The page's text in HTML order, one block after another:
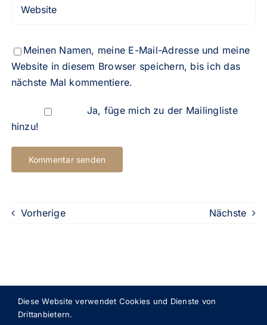
Meinen Namen, meine E-Mail-Adresse und meine
Website in diesem Browser speichern, bis ich das
nächste Mal kommentiere.
Ja, füge mich zu der Mailingliste
hinzu!
Vorherige Nächste
Diese Website verwendet Cookies und Dienste von
Drittanbietern.